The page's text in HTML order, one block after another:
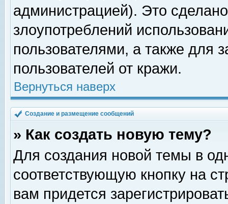
администрацией). Это
злоупотреблений
пользователями, а также для
пользователей от кражи.
Вернуться наверх
Создание и размещение сообщений
» Как создать новую тему?
Для создания новой темы в
соответствующую кнопку на
вам придется